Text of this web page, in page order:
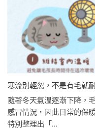
寒流別輕忽，不是有毛就
隨著冬天氣溫逐漸下降，
感冒情況，因此日常的保
特別整理出「...